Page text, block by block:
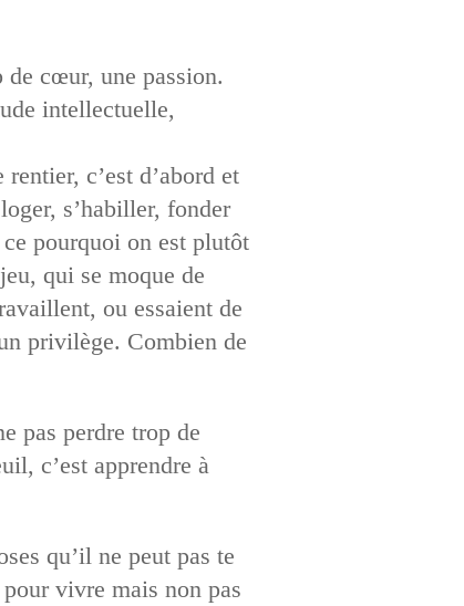
cœur, une passion.
intellectuelle,
c’est d’abord et
s’habiller, fonder
pourquoi on est plutôt
qui se moque de
ou essaient de
privilège. Combien de
pas perdre trop de
c’est apprendre à
qu’il ne peut pas te
vivre mais non pas